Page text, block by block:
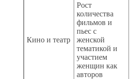
Кино и театр
Рост
количества
фильмов и
пьес с
женской
тематикой и
участием
женщин как
авторов